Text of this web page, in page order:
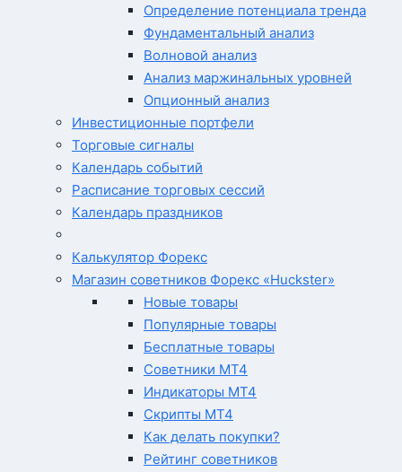
Определение потенциала тренда
Фундаментальный анализ
Волновой анализ
Анализ маржинальных уровней
Опционный анализ
Инвестиционные портфели
Торговые сигналы
Календарь событий
Расписание торговых сессий
Календарь праздников
Калькулятор Форекс
Магазин советников Форекс «Huckster»
Новые товары
Популярные товары
Бесплатные товары
Советники MT4
Индикаторы MT4
Скрипты MT4
Как делать покупки?
Рейтинг советников